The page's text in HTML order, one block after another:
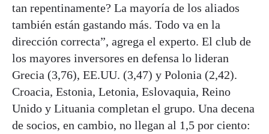
tan repentinamente? La mayoría de los aliados
también están gastando más. Todo va en la
dirección correcta”, agrega el experto. El club de
los mayores inversores en defensa lo lideran
Grecia (3,76), EE.UU. (3,47) y Polonia (2,42).
Croacia, Estonia, Letonia, Eslovaquia, Reino
Unido y Lituania completan el grupo. Una decena
de socios, en cambio, no llegan al 1,5 por ciento: